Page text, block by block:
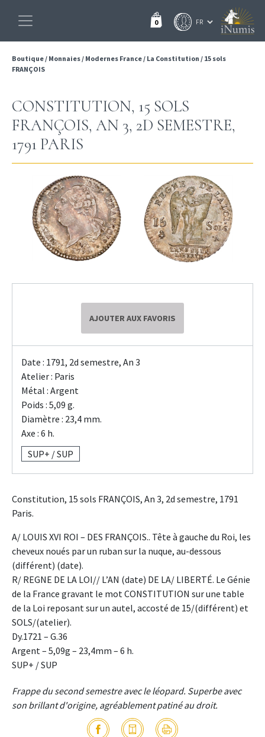
0
Boutique/ Monnaies/ Modernes France/ La Constitution / 15 sols
FRANÇOIS
CONSTITUTION, 15 SOLS
FRANÇOIS, AN 3, 2D SEMESTRE,
1791 PARIS
AJOUTER AUX FAVORIS
Date : 1791, 2d semestre, An 3
Atelier : Paris
Métal : Argent
Poids : 5,09 g.
Diamètre : 23,4 mm.
Axe : 6 h.
SUP+ / SUP
Constitution, 15 sols FRANÇOIS, An 3, 2d semestre, 1791
Paris.
A/ LOUIS XVI ROI – DES FRANÇOIS.. Tête à gauche du Roi, les
cheveux noués par un ruban sur la nuque, au-dessous
(différent) (date).
R/ REGNE DE LA LOI// L’AN (date) DE LA/ LIBERTÉ. Le Génie
de la France gravant le mot CONSTITUTION sur une table
de la Loi reposant sur un autel, accosté de 15/(différent) et
SOLS/(atelier).
Dy.1721 – G.36
Argent – 5,09g – 23,4mm – 6 h.
SUP+ / SUP
Frappe du second semestre avec le léopard. Superbe avec
son brillant d'origine, agréablement patiné au droit.